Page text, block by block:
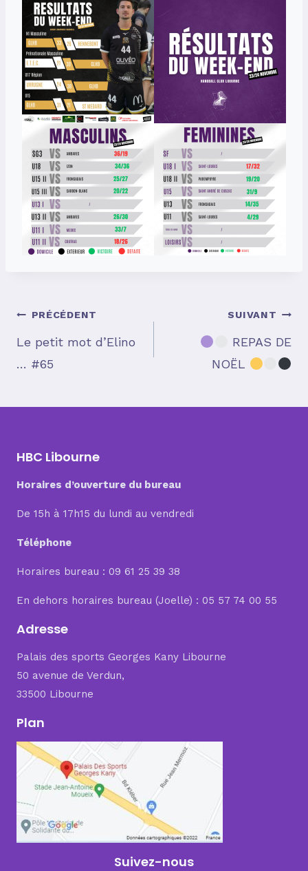
Navigation
de
l’article
PRÉCÉDENT
Le petit mot d’Elino
… #65
SUIVANT
REPAS DE
NOËL
HBC Libourne
Horaires d’ouverture du bureau
De 15h à 17h15 du lundi au vendredi
Téléphone
Horaires bureau : 09 61 25 39 38
En dehors horaires bureau (Joelle) : 05 57 74 00 55
Adresse
Palais des sports Georges Kany Libourne
50 avenue de Verdun,
33500 Libourne
Plan
Suivez-nous